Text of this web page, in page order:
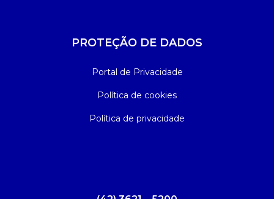
PROTEÇÃO DE DADOS
Portal de Privacidade
Política de cookies
Política de privacidade